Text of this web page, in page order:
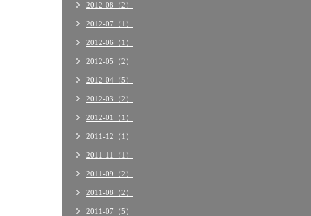
2012-08（2）
2012-07（1）
2012-06（1）
2012-05（2）
2012-04（5）
2012-03（2）
2012-01（1）
2011-12（1）
2011-11（1）
2011-09（2）
2011-08（2）
2011-07（5）